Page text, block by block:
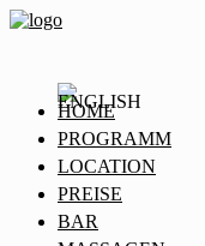
HOME
PROGRAMM
LOCATION
PREISE
BAR